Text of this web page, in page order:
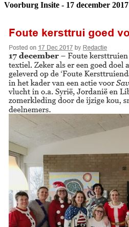
Voorburg Insite - 17 december 2017